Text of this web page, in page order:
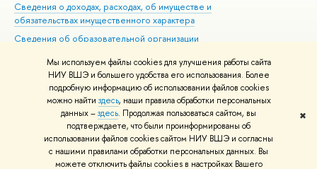
Мы используем файлы cookies для улучшения работы сайта
НИУ ВШЭ и большего удобства его использования. Более
подробную информацию об использовании файлов cookies
можно найти здесь, наши правила обработки персональных
данных –здесь. Продолжая пользоваться сайтом, вы
подтверждаете, что были проинформированы об
использовании файлов cookies сайтом НИУ ВШЭ и согласны
с нашими правилами обработки персональных данных. Вы
можете отключить файлы cookies в настройках Вашего
✖
Сведения о доходах, расходах, об имуществе и
обязательствах имущественного характера
Сведения об образовательной организации
Людям с ограниченными возможностями здоровья
Единая платежная страница
Работа в Вышке
© НИУ ВШЭ 1993–2026 Адреса и контакты Условия использования
материалов Политика конфиденциальности Карта сайта
Шрифты HSE Sans и HSE Slab разработаны вШколе дизайна НИУ ВШЭ